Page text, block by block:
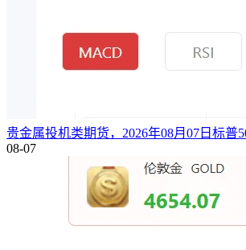
贵金属投机类期货，2026年08月07日标普
08-07